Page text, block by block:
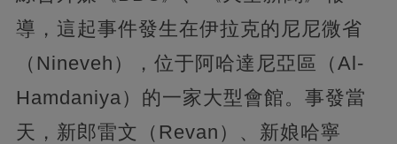
導，這起事件發生在伊拉克的尼尼微省
（Nineveh），位于阿哈達尼亞區（Al-
Hamdaniya）的一家大型會館。事發當
天，新郎雷文（Revan）、新娘哈寧